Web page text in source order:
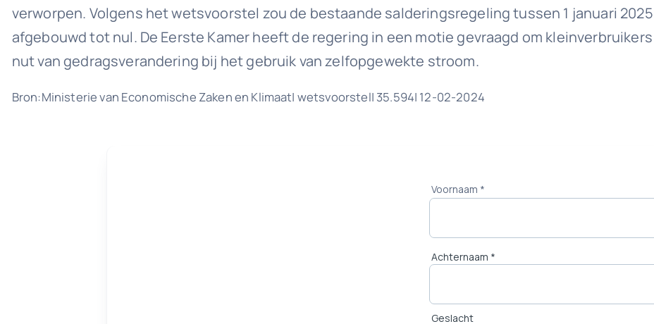
verworpen. Volgens het wetsvoorstel zou de bestaande salderingsregeling tussen 1 januari
afgebouwd tot nul. De Eerste Kamer heeft de regering in een motie gevraagd om
nut van gedragsverandering bij het gebruik van zelfopgewekte stroom.
Bron:Ministerie van Economische Zaken en Klimaat| wetsvoorstel| 35.594| 12-02-2024